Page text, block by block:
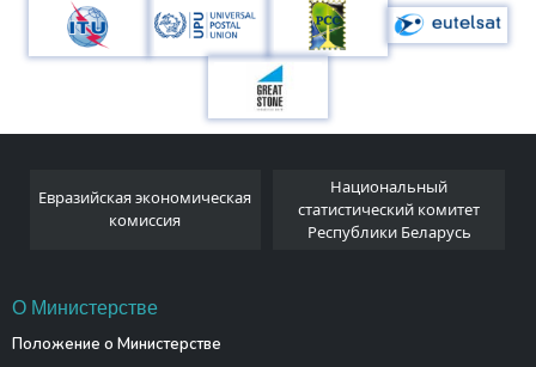
Евразийская экономическая
комиссия
Национальный
статистический комитет
Республики Беларусь
О Министерстве
Положение о Министерстве